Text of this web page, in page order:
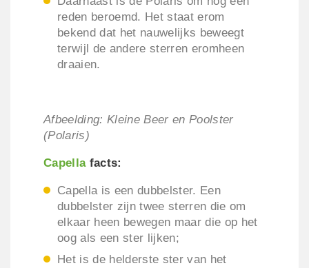
reden beroemd. Het staat erom
bekend dat het nauwelijks beweegt
terwijl de andere sterren eromheen
draaien.
Afbeelding: Kleine Beer en Poolster
(Polaris)
Capellafacts:
Capella is een dubbelster. Een
dubbelster zijn twee sterren die om
elkaar heen bewegen maar die op het
oog als een ster lijken;
Het is de helderste ster van het